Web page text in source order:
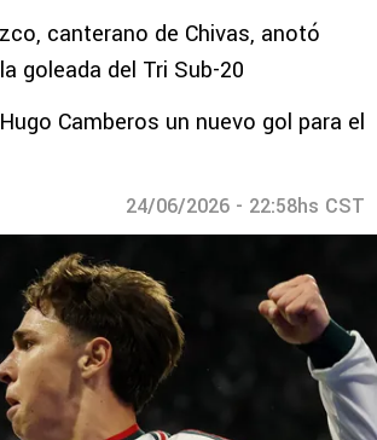
canterano de Chivas, anotó
goleada del Tri Sub-20
Camberos un nuevo gol para el
24/06/2026 - 22:58hs CST